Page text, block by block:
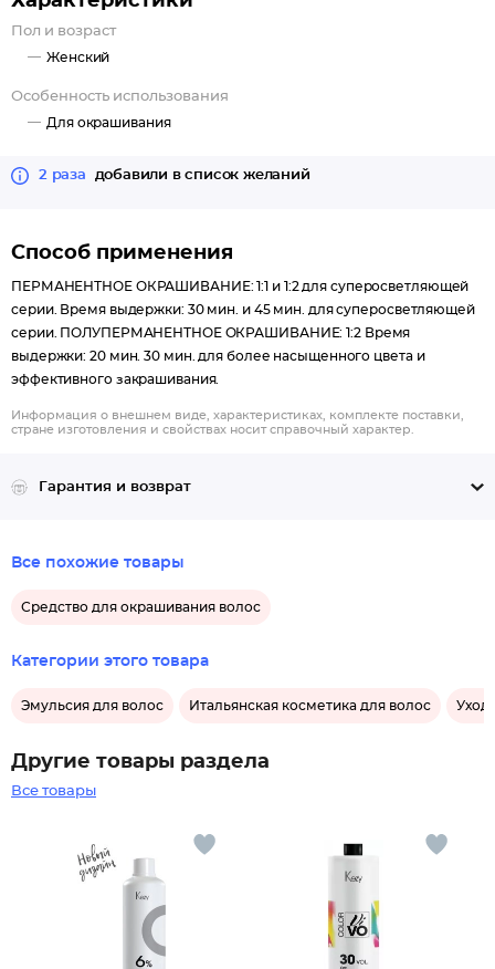
Пол и возраст
Женский
Особенность использования
Для окрашивания
2 раза добавили в список желаний
Способ применения
ПЕРМАНЕНТНОЕ ОКРАШИВАНИЕ: 1:1 и 1:2 для суперосветляющей
серии. Время выдержки: 30 мин. и 45 мин. для суперосветляющей
серии. ПОЛУПЕРМАНЕНТНОЕ ОКРАШИВАНИЕ: 1:2 Время
выдержки: 20 мин. 30 мин. для более насыщенного цвета и
эффективного закрашивания.
Информация о внешнем виде, характеристиках, комплекте поставки,
стране изготовления и свойствах носит справочный характер.
Гарантия и возврат
Все похожие товары
Средство для окрашивания волос
Категории этого товара
Эмульсия для волос Итальянская косметика для волос Уход
Другие товары раздела
Все товары